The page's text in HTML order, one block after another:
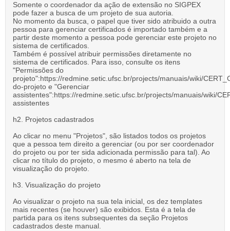
Somente o coordenador da ação de extensão no SIGPEX
pode fazer a busca de um projeto de sua autoria.
No momento da busca, o papel que tiver sido atribuido a outra
pessoa para gerenciar certificados é importado também e a
partir deste momento a pessoa pode gerenciar este projeto no
sistema de certificados.
Também é possível atribuir permissões diretamente no
sistema de certificados. Para isso, consulte os itens
"Permissões do
projeto":https://redmine.setic.ufsc.br/projects/manuais/wiki/
do-projeto e "Gerenciar
assistentes":https://redmine.setic.ufsc.br/projects/manuais/wiki/
assistentes
h2. Projetos cadastrados
Ao clicar no menu "Projetos", são listados todos os projetos
que a pessoa tem direito a gerenciar (ou por ser coordenador
do projeto ou por ter sida adicionada permissão para tal). Ao
clicar no título do projeto, o mesmo é aberto na tela de
visualização do projeto.
h3. Visualização do projeto
Ao visualizar o projeto na sua tela inicial, os dez templates
mais recentes (se houver) são exibidos. Esta é a tela de
partida para os itens subsequentes da seção Projetos
cadastrados deste manual.